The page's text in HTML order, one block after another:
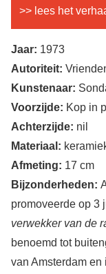
>> lees het
Jaar: 1973
Autoriteit:
Kunstenaar:
Voorzijde: Kop in
Achterzijde: nil
Materiaal:
Afmeting: 17 cm
Bijzonderheden:
promoveerde op 3
verwekker van de
benoemd tot
van Amsterdam